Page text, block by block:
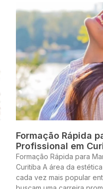
Formação Rápida
Profissional em
Formação Rápida para
Curitiba A área da
cada vez mais popular